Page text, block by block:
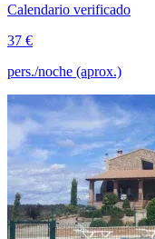
Calendario verificado
37 €
pers./noche (aprox.)